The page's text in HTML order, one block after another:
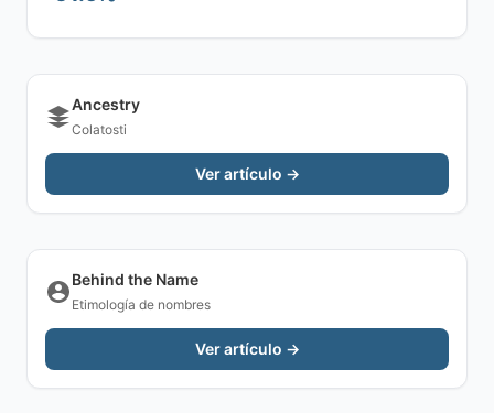
Ancestry
Colatosti
Ver artículo →
Behind the Name
Etimología de nombres
Ver artículo →